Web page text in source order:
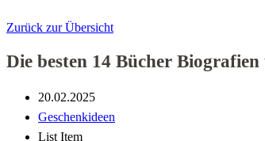
Zurück zur Übersicht
Die besten 14 Bücher
20.02.2025
Geschenkideen
List Item